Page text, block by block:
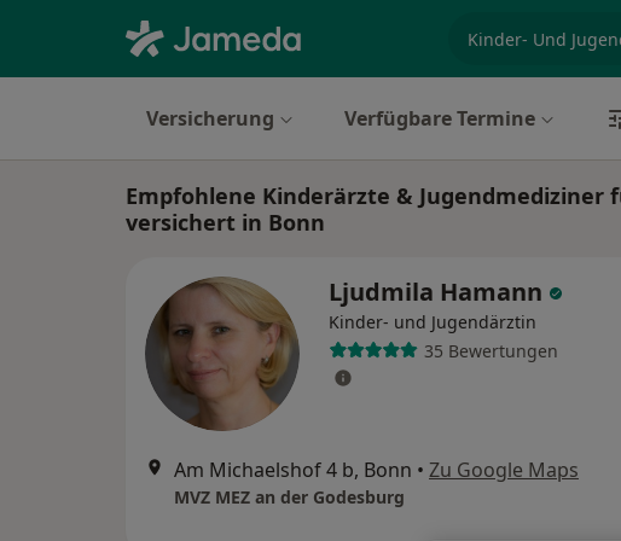
Versicherung Verfügbare Termine
Empfohlene Kinderärzte & Jugendmediziner
versichert in Bonn
Ljudmila Hamann
Kinder- und Jugendärztin
35 Bewertungen
Am Michaelshof 4 b, Bonn • Zu Google Maps
MVZ MEZ an der Godesburg